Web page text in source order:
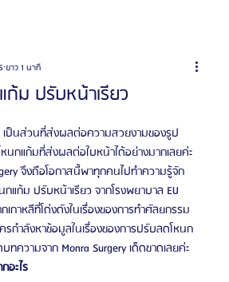
ม ปรับหน้าเรียว
ยาว 1 นาที
ป็นส่วนที่ส่งผลต่อความสวยงามของรูป
นกแก้มที่ส่งผลต่อใบหน้าได้อย่างมากเลยค่ะ
จึงถือโอกาสนี้พาทุกคนไปทำความรู้จัก
แก้ม ปรับหน้าเรียว จากโรงพยาบาล EU
กาหลีที่โด่งดังในเรื่องของการทำศัลยกรรม
กำลังหาข้อมูลในเรื่องของการปรับลดโหนก
ความจาก Monra Surgery เด็ดขาดเลยค่ะ
อะไร